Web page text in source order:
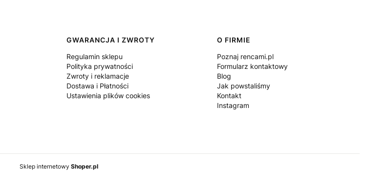
GWARANCJA I ZWROTY
Regulamin sklepu
Polityka prywatności
Zwroty i reklamacje
Dostawa i Płatności
Ustawienia plików cookies
O FIRMIE
Poznaj rencami.pl
Formularz kontaktowy
Blog
Jak powstaliśmy
Kontakt
Instagram
Sklep internetowy Shoper.pl